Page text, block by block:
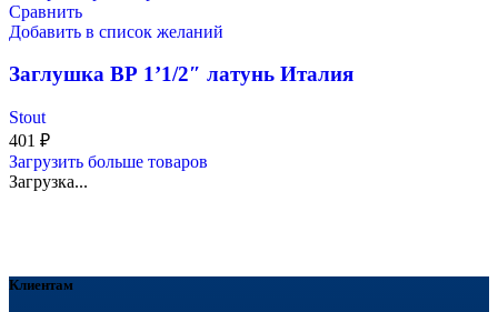
Сравнить
Добавить в список желаний
Заглушкa ВР 1’1/2″ латунь Италия
Stout
401 ₽
Загрузить больше товаров
Загрузка...
Клиентам